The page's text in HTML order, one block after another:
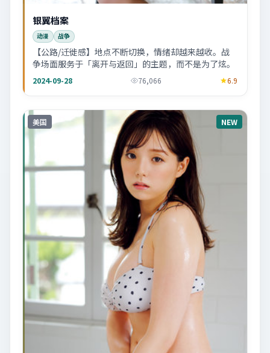
银翼档案
动漫 战争
【公路/迁徙感】地点不断切换，情绪却越来越收。战
争场面服务于「离开与返回」的主题，而不是为了炫。
2024-09-28 76,066 6.9
美国 NEW